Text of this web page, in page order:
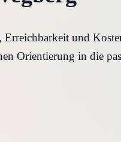
und
Orientierung in die